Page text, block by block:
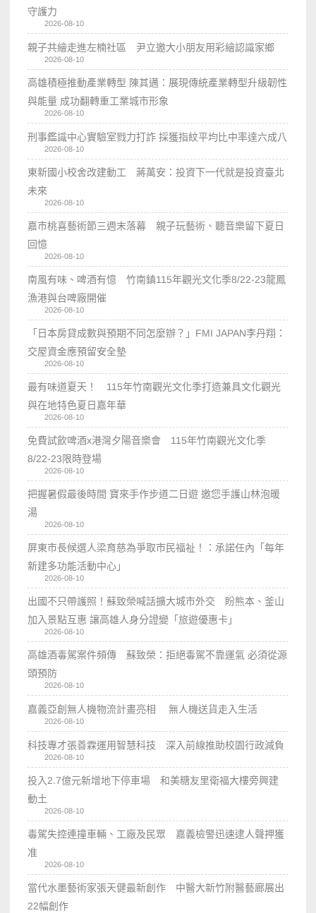
守護力
2026-08-10
親子共繪走進左楠社區 尹立邀大小朋友用彩繪認識家鄉
2026-08-10
高雄積極推動產業轉型 陳其邁：展現傳統產業轉型升級韌性
與能量 成功翻轉重工業城市形象
2026-08-10
刑事鑑識中心實驗室戮力打詐 採獲指紋平均比中率達六成八
2026-08-10
東新國小校舍改建動工 蔣萬安：投資下一代就是投資臺北
未來
2026-08-10
嘉市桃喜藝術節三週末落幕 親子玩藝術、聽音樂留下夏日
回憶
2026-08-10
南風有味、啤酒有憶 竹南鎮115年觀光文化季8/22-23龍鳳
漁港與台啤廠開催
2026-08-10
「日本房貸成數與預期不同怎麼辦？」FMI JAPAN李丹翔：
交屋資金應預留安全墊
2026-08-10
最有味道夏天！ 115年竹南觀光文化季打造兼具文化觀光
與在地特色夏日嘉年華
2026-08-10
免費試飲啤酒x港灣夕陽音樂會 115年竹南觀光文化季
8/22-23限時登場
2026-08-10
把握暑假最後時間 寶來手作步道二日遊 邀您手護山林泡暖
湯
2026-08-10
屏東市長候選人梁育慈為爭取市民福祉！：承諾任內「每年
新建多功能活動中心」
2026-08-10
出國不只帶護照！蘇致榮喊話擴大城市外交 盼熊本、釜山
加入景點互惠 讓高雄人身分證變「旅遊優惠卡」
2026-08-10
高雄酒毒駕案件頻傳 蘇致榮：拒絕毒駕不靠運氣 必須從源
頭預防
2026-08-10
嘉義亞創無人機物流計畫亮相 無人機送貨走入生活
2026-08-10
科技專才張善霖運用智慧科技 深入前線推助校園行政減負
2026-08-10
投入2.7億元新增地下停車場 和美糖友里衛福大樓旁興建
動土
2026-08-10
毒駕失控連撞車輛、工廠及民眾 嘉義檢警迅速逮人聲押獲
准
2026-08-10
當代水墨藝術家張天健最新創作 中醫大新竹附醫藝廊展出
22幅創作